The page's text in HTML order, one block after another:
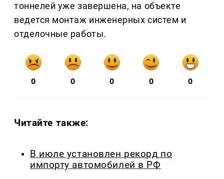
тоннелей уже завершена, на объекте
ведется монтаж инженерных систем и
отделочные работы.
0 0 0 0 0
Читайте также:
В июле установлен рекорд по
импорту автомобилей в РФ